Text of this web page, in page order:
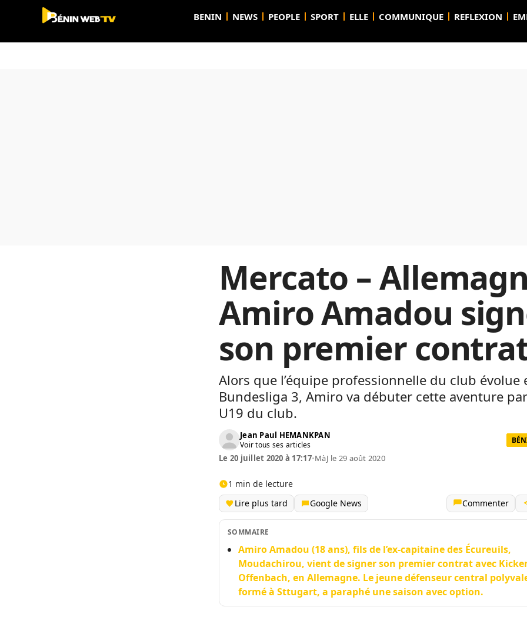
BENIN NEWS PEOPLE SPORT ELLE COMMUNIQUE REFLEXION
Mercato –
Amiro Amadou
son premier
Alors que l’équipe professionnelle du club évolue
Bundesliga 3, Amiro va débuter cette aventure
U19 du club.
Jean Paul HEMANKPAN
Voir tous ses articles
Le 20 juillet 2020 à 17:17•MàJ le 29 août 2020
1 min de lecture
Lire plus tard
Google News Commenter
SOMMAIRE
Amiro Amadou (18 ans), fils de l’ex-capitaine des Écureuils,
Moudachirou, vient de signer son premier contrat avec
Offenbach, en Allemagne. Le jeune défenseur central
formé à Sttugart, a paraphé une saison avec option.